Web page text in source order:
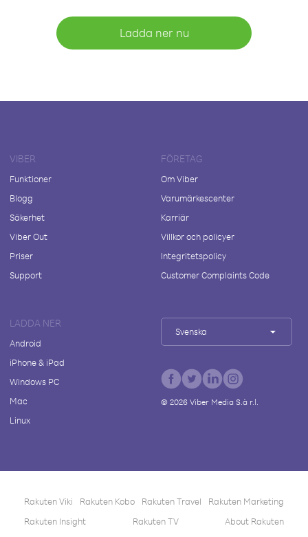
Ladda ner nu
VIBER
Funktioner
Blogg
Säkerhet
Viber Out
Priser
Support
FÖRETAG
Om Viber
Varumärkescenter
Karriär
Villkor och policyer
Integritetspolicy
Customer Complaints Code
LADDA NER
Android
iPhone & iPad
Windows PC
Mac
Linux
Svenska
© 2026Viber Media S.à r.l.
Rakuten Viki Rakuten Kobo Rakuten Travel
Rakuten Marketing
Rakuten Insight
Rakuten TV About Rakuten